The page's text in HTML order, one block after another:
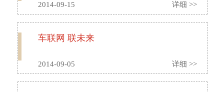
2014-09-15 详细 >>
车联网 联未来
2014-09-05 详细 >>